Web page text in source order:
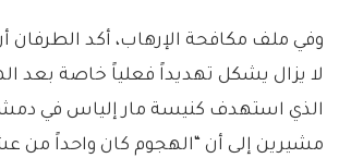
وفي ملف مكافحة الإرهاب، أكد
لا يزال يشكل تهديداً فعلياً خاصة بعد
الذي استهدف كنيسة مار إلياس في
مشيرين إلى أن “الهجوم كان واحداً من